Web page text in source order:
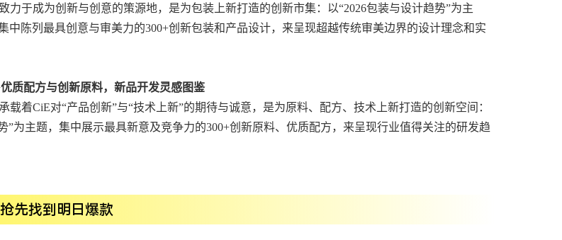
力于成为创新与创意的策源地，是为包装上新打造的创新市集：以“2026包装与设计趋势”为主
中陈列最具创意与审美力的300+创新包装和产品设计，来呈现超越传统审美边界的设计理念和实
质配方与创新原料，新品开发灵感图鉴
载着CiE对“产品创新”与“技术上新”的期待与诚意，是为原料、配方、技术上新打造的创新空间：
”为主题，集中展示最具新意及竞争力的300+创新原料、优质配方，来呈现行业值得关注的研发趋
先找到明日爆款